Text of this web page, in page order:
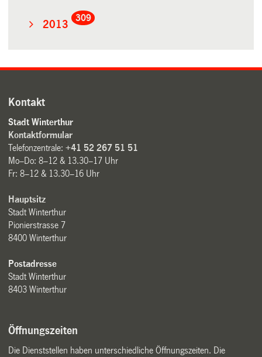
2013
309
Kontakt
Stadt Winterthur
Kontaktformular
Telefonzentrale:+41 52 267 51 51
Mo–Do: 8–12 & 13.30–17 Uhr
Fr: 8–12 & 13.30–16 Uhr
Hauptsitz
Stadt Winterthur
Pionierstrasse 7
8400 Winterthur
Postadresse
Stadt Winterthur
8403 Winterthur
Öffnungszeiten
Die Dienststellen haben unterschiedliche Öffnungszeiten. Die